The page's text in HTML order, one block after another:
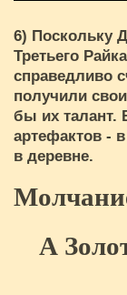
6) Поскольку
Третьего
справедливо
получили
бы их талант.
артефактов -
в деревне.
А